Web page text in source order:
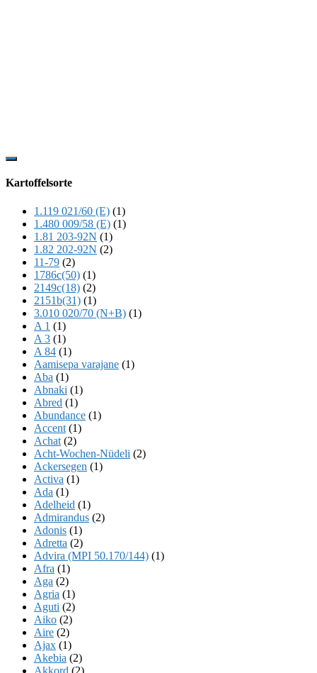
Show
Content
Kartoffelsorte
1.119 021/60 (E) (1)
1.480 009/58 (E) (1)
1.81 203-92N (1)
1.82 202-92N (2)
11-79 (2)
1786c(50) (1)
2149c(18) (2)
2151b(31) (1)
3.010 020/70 (N+B) (1)
A 1 (1)
A 3 (1)
A 84 (1)
Aamisepa varajane (1)
Aba (1)
Abnaki (1)
Abred (1)
Abundance (1)
Accent (1)
Achat (2)
Acht-Wochen-Nüdeli (2)
Ackersegen (1)
Activa (1)
Ada (1)
Adelheid (1)
Admirandus (2)
Adonis (1)
Adretta (2)
Advira (MPI 50.170/144) (1)
Afra (1)
Aga (2)
Agria (1)
Aguti (2)
Aiko (2)
Aire (2)
Ajax (1)
Akebia (2)
Akkord (2)